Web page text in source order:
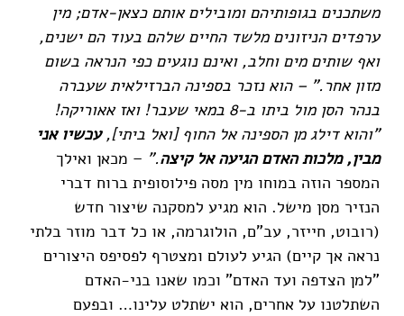
משתכנים בגופותיהם ומובילים אותם כצאן-אדם; מין
ערפדים הניזונים מלשד החיים שלהם בעוד הם ישנים,
ואף שותים מים וחלב, ואינם נוגעים כפי הנראה בשום
מזון אחר." – הוא נזכר בספינה הברזילאית שעברה
בנהר הסן מול ביתו ב-8 במאי שעבר! ואז אאוריקה!
"והוא דילג מן הספינה אל החוף [ואל ביתי],עכשיו אני
מבין, מלכות האדם הגיעה אל קיצה." – מכאן ואילך
המספר הוזה במוחו מין מסה פילוסופית ברוח דברי
הנזיר מסן מישל. הוא מגיע למסקנה שיצור חדש
(רובוט, חייזר, עב"ם, הולוגרמה, או כל דבר מוזר בלתי
נראה אך קיים) הגיע לעולם ומצטרף לפסיפס היצורים
"למן הצדפה ועד האדם" וכמו שאנו בני-האדם
השתלטנו על אחרים, הוא ישתלט עלינו… ובפעם